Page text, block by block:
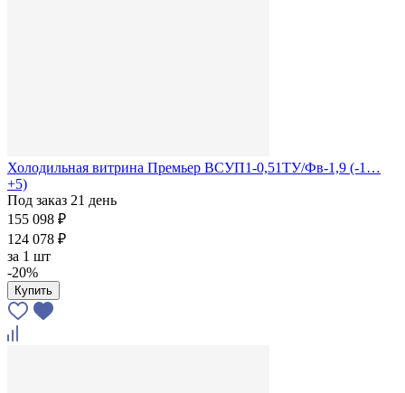
Холодильная витрина Премьер ВСУП1-0,51ТУ/Фв-1,9 (-1…
+5)
Под заказ 21 день
155 098 ₽
124 078 ₽
за 1 шт
-20%
Купить